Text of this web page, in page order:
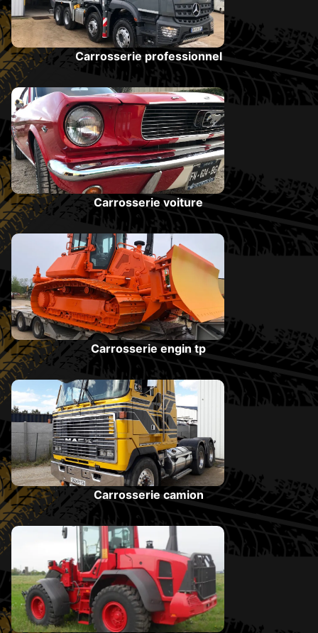
Carrosserie professionnel
Carrosserie voiture
Carrosserie engin tp
Carrosserie camion